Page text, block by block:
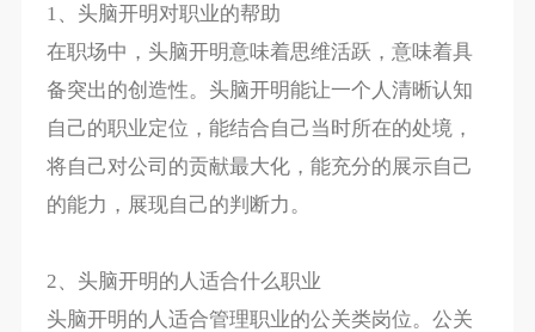
1、头脑开明对职业的帮助
在职场中，头脑开明意味着思维活跃，意味着具
备突出的创造性。头脑开明能让一个人清晰认知
自己的职业定位，能结合自己当时所在的处境，
将自己对公司的贡献最大化，能充分的展示自己
的能力，展现自己的判断力。
2、头脑开明的人适合什么职业
头脑开明的人适合管理职业的公关类岗位。公关